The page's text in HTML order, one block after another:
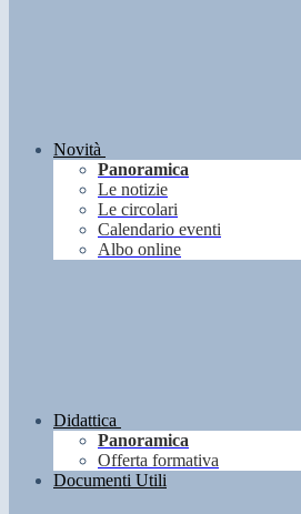
Novità
Panoramica
Le notizie
Le circolari
Calendario eventi
Albo online
Didattica
Panoramica
Offerta formativa
Documenti Utili